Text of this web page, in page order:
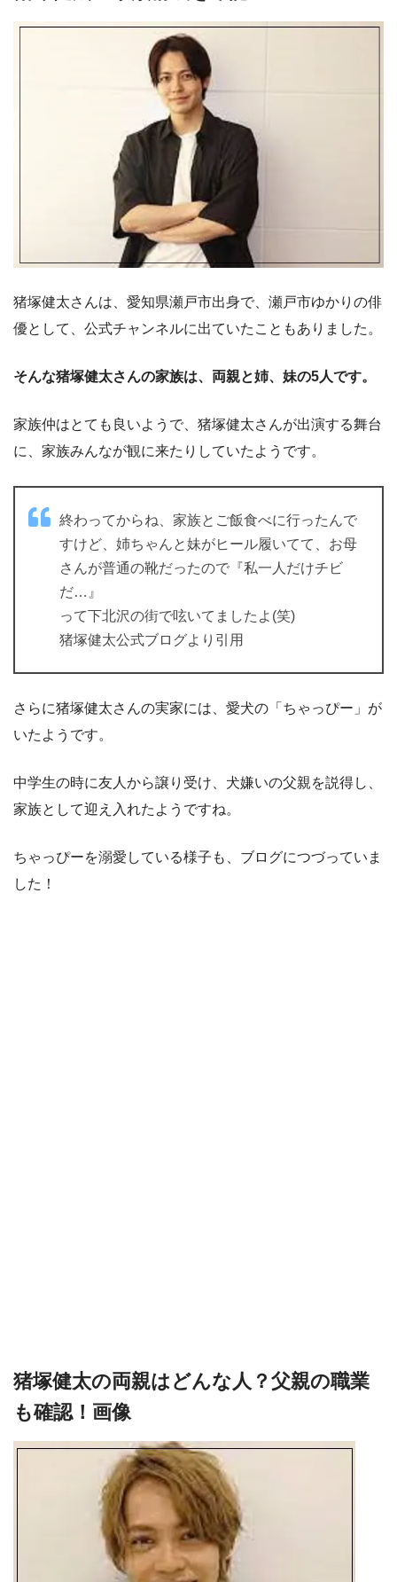
猪塚健太さんは、愛知県瀬戸市出身で、瀬戸市ゆかりの俳
優として、公式チャンネルに出ていたこともありました。
そんな猪塚健太さんの家族は、両親と姉、妹の5人です。
家族仲はとても良いようで、猪塚健太さんが出演する舞台
に、家族みんなが観に来たりしていたようです。
終わってからね、家族とご飯食べに行ったんで
すけど、姉ちゃんと妹がヒール履いてて、お母
さんが普通の靴だったので『私一人だけチビ
だ…』
って下北沢の街で呟いてましたよ(笑)
猪塚健太公式ブログより引用
さらに猪塚健太さんの実家には、愛犬の「ちゃっぴー」が
いたようです。
中学生の時に友人から譲り受け、犬嫌いの父親を説得し、
家族として迎え入れたようですね。
ちゃっぴーを溺愛している様子も、ブログにつづっていま
した！
猪塚健太の両親はどんな人？父親の職業
も確認！画像